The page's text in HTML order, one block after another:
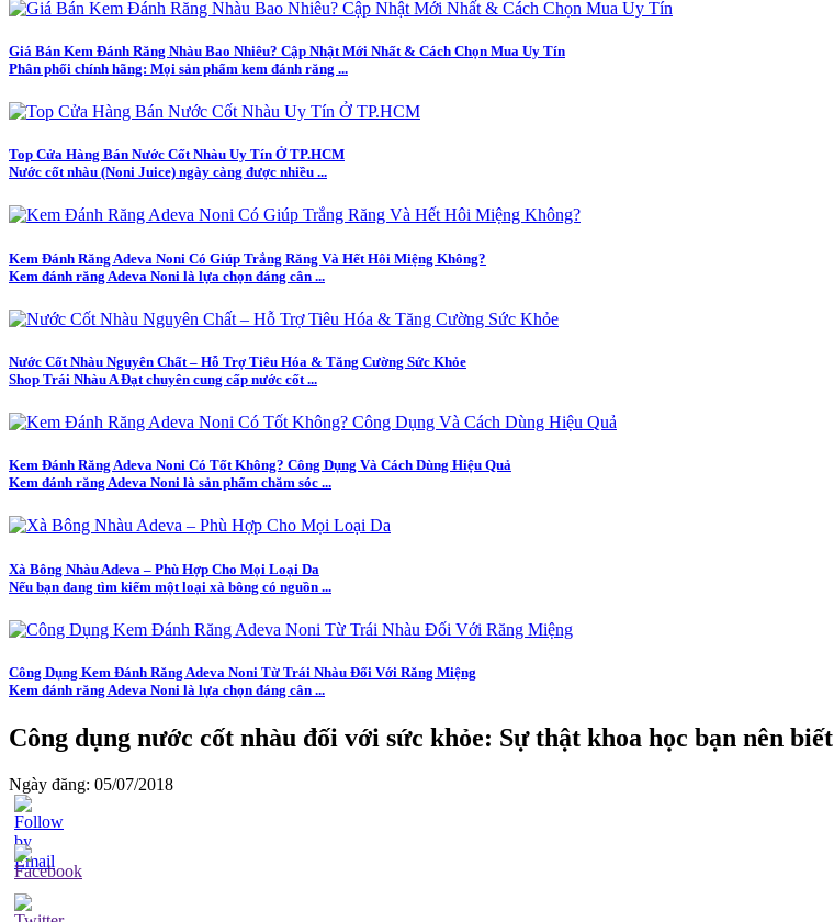
Giá Bán Kem Đánh Răng Nhàu Bao Nhiêu? Cập Nhật Mới Nhất & Cách Chọn Mua Uy Tín
Phân phối chính hãng: Mọi sản phẩm kem đánh răng ...
Top Cửa Hàng Bán Nước Cốt Nhàu Uy Tín Ở TP.HCM
Nước cốt nhàu (Noni Juice) ngày càng được nhiều ...
Kem Đánh Răng Adeva Noni Có Giúp Trắng Răng Và Hết Hôi Miệng Không?
Kem đánh răng Adeva Noni là lựa chọn đáng cân ...
Nước Cốt Nhàu Nguyên Chất – Hỗ Trợ Tiêu Hóa & Tăng Cường Sức Khỏe
Shop Trái Nhàu A Đạt chuyên cung cấp nước cốt ...
Kem Đánh Răng Adeva Noni Có Tốt Không? Công Dụng Và Cách Dùng Hiệu Quả
Kem đánh răng Adeva Noni là sản phẩm chăm sóc ...
Xà Bông Nhàu Adeva – Phù Hợp Cho Mọi Loại Da
Nếu bạn đang tìm kiếm một loại xà bông có nguồn ...
Công Dụng Kem Đánh Răng Adeva Noni Từ Trái Nhàu Đối Với Răng Miệng
Kem đánh răng Adeva Noni là lựa chọn đáng cân ...
Công dụng nước cốt nhàu đối với sức khỏe: Sự thật khoa học bạn nên biết
Ngày đăng: 05/07/2018